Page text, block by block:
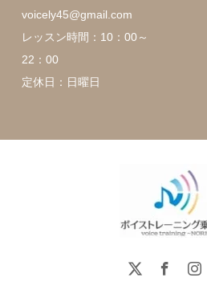
voicely45@gmail.com
レッスン時間：10：00～
22：00
定休日：日曜日